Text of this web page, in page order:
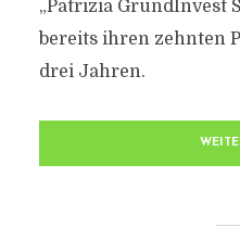
„Patrizia GrundInvest
bereits ihren zehnten
drei Jahren.